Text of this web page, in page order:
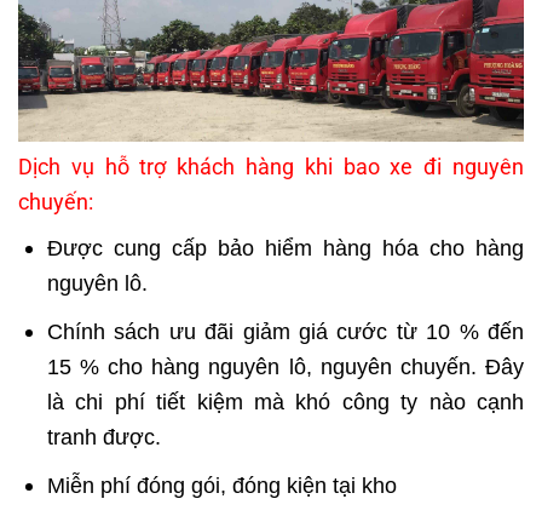
Dịch vụ hỗ trợ khách hàng khi bao xe đi nguyên
chuyến:
Được cung cấp bảo hiểm hàng hóa cho hàng
nguyên lô.
Chính sách ưu đãi giảm giá cước từ 10 % đến
15 % cho hàng nguyên lô, nguyên chuyến. Đây
là chi phí tiết kiệm mà khó công ty nào cạnh
tranh được.
Miễn phí đóng gói, đóng kiện tại kho